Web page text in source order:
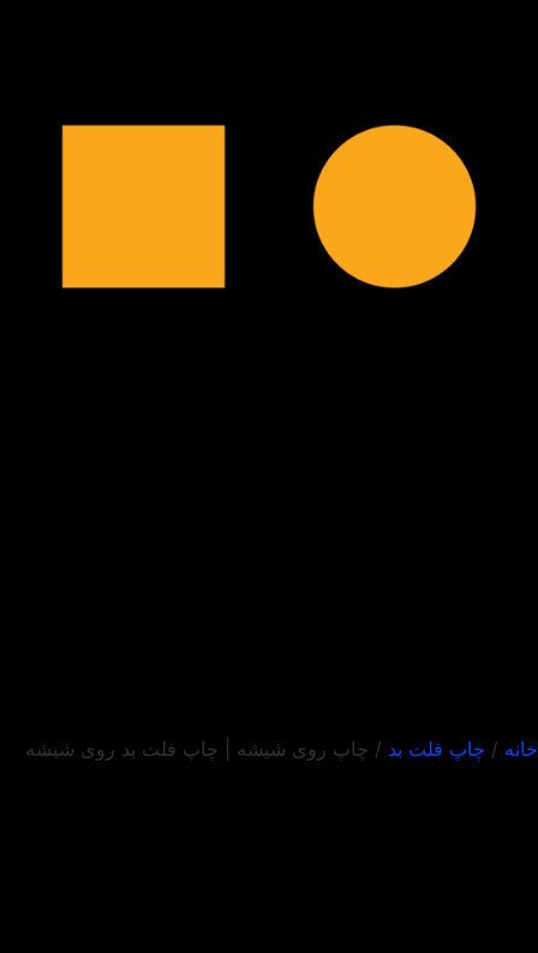
خانه / چاپ فلت بد / چاپ روی شیشه | چاپ فلت بد روی شیشه